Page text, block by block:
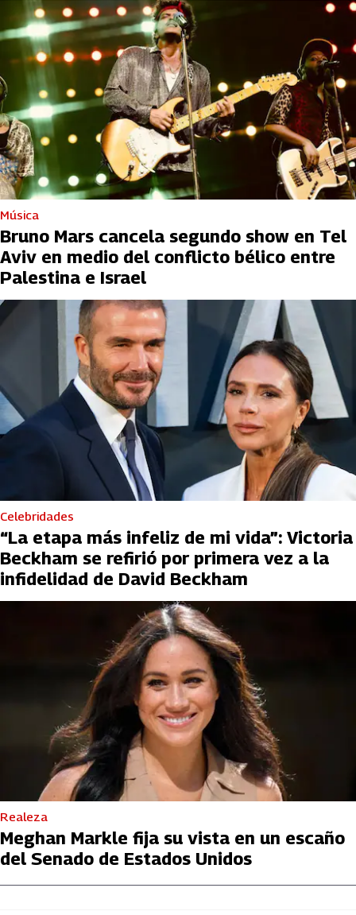
Música
Bruno Mars cancela segundo show en Tel
Aviv en medio del conflicto bélico entre
Palestina e Israel
Celebridades
“La etapa más infeliz de mi vida”: Victoria
Beckham se refirió por primera vez a la
infidelidad de David Beckham
Realeza
Meghan Markle fija su vista en un escaño
del Senado de Estados Unidos